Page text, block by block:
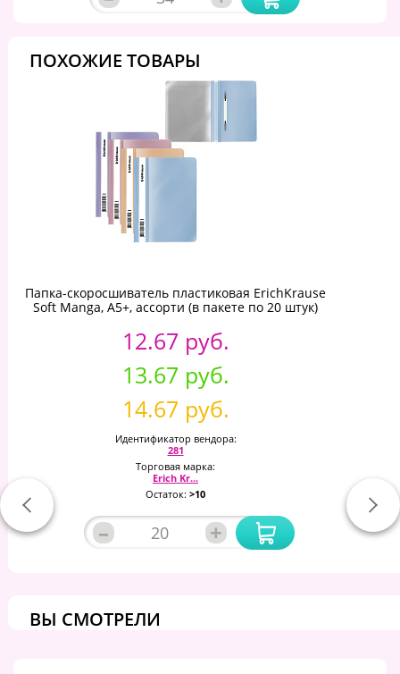
ПОХОЖИЕ ТОВАРЫ
Папка-скоросшиватель пластиковая ErichKrause
Soft Manga, A5+, ассорти (в пакете по 20 штук)
12.67 руб.
13.67 руб.
14.67 руб.
Идентификатор вендора:
281
Торговая марка:
Erich Kr...
Остаток: >10
– +
ВЫ СМОТРЕЛИ